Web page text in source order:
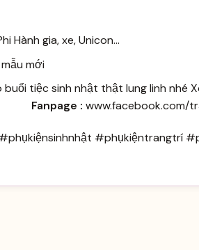
Hành gia, xe, Unicon...
mới
tiệc sinh nhật thật lung linh nhé
Fanpage : www.facebook.com/
#phụkiệnsinhnhật #phụkiệntrangtrí